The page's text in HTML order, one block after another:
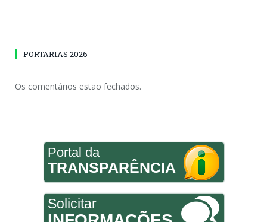
PORTARIAS 2026
Os comentários estão fechados.
Portal da
TRANSPARÊNCIA
Solicitar